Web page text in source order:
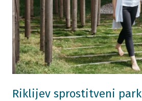
Riklijev sprostitveni park